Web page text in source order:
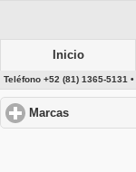
Inicio
Teléfono +52 (81) 1365-5131 •
Marcas